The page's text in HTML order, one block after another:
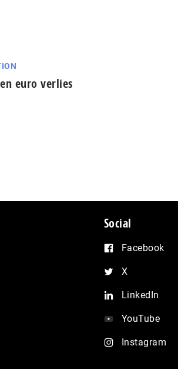
euro verlies
Social
Facebook
X
LinkedIn
YouTube
Instagram